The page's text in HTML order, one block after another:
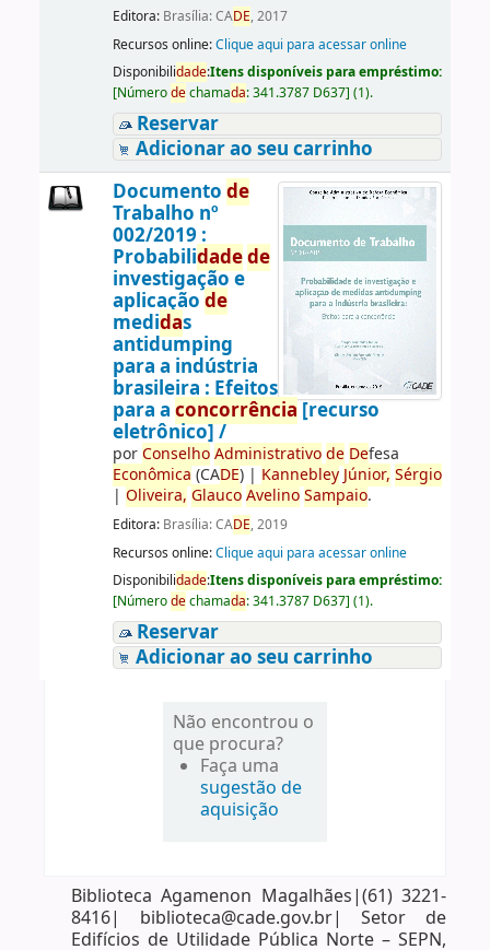
Editora: Brasília: CADE, 2017
Recursos online:Clique aqui para acessar online
Disponibilidade:Itens disponíveis para empréstimo:
[Númerodechamada:341.3787 D637] (1).
Reservar
Adicionar ao seu carrinho
Documento de
Trabalho nº
002/2019 :
Probabilidadede
investigação e
aplicação de
medidas
antidumping
para a indústria
brasileira : Efeitos
para a concorrência [recurso
eletrônico] /
porConselho Administrativo de Defesa
Econômica (CADE)| Kannebley Júnior, Sérgio
| Oliveira, Glauco Avelino Sampaio.
Editora: Brasília: CADE, 2019
Recursos online:Clique aqui para acessar online
Disponibilidade:Itens disponíveis para empréstimo:
[Númerodechamada:341.3787 D637] (1).
Reservar
Adicionar ao seu carrinho
Não encontrou o
que procura?
Faça uma
sugestão de
aquisição
Biblioteca Agamenon Magalhães|(61) 3221-
8416| biblioteca@cade.gov.br| Setor de
Edifícios de Utilidade Pública Norte – SEPN,